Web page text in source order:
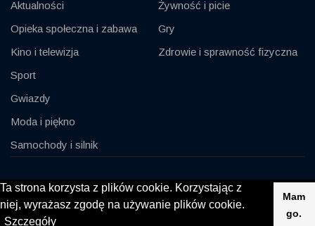
Ta strona korzysta z plików cookie. Korzystając z
niej, wyrażasz zgodę na używanie plików cookie.
Szczegóły
Mam
go.
Aktualności
Opieka społeczna i zabawa
Kino i telewizja
Sport
Gwiazdy
Moda i piękno
Samochody i silnik
Żywność i picie
Gry
Zdrowie i sprawność fizyczna
© 2020, KV-GmbH | All rights reserved
Impressum Kontakt